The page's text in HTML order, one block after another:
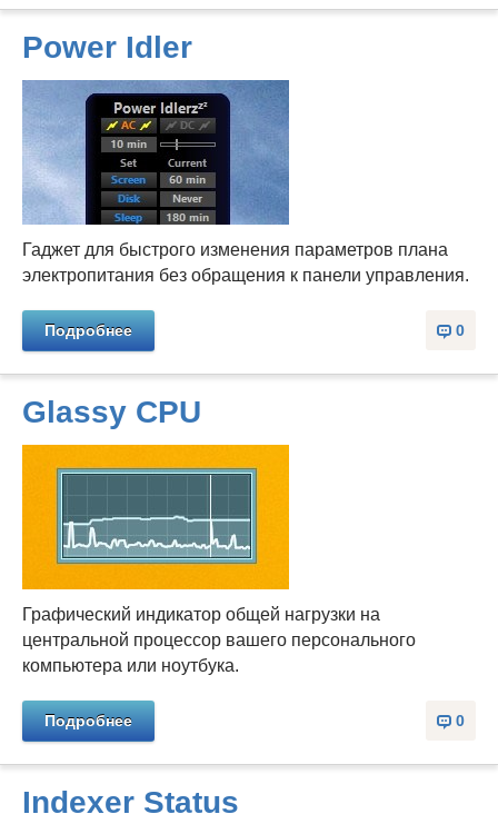
Power Idler
Гаджет для быстрого изменения параметров плана
электропитания без обращения к панели управления.
0
Подробнее
Glassy CPU
Графический индикатор общей нагрузки на
центральной процессор вашего персонального
компьютера или ноутбука.
0
Подробнее
Indexer Status